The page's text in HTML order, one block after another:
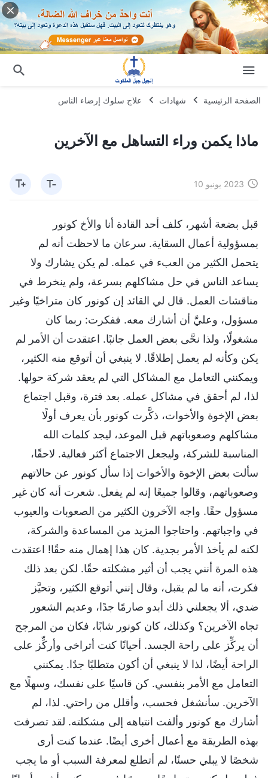
الصفحة الرئيسية شهادات علاج سلوك إرضاء الناس
ماذا يكمن وراء التساهل مع الآخرين
2023 يونيو 10
قبل بضعة أشهر، كلف أحد القادة أنا والأخ كونور
بمسؤولية أعمال السقاية. سرعان ما لاحظت أنه لم
يتحمل الكثير من العبء في عمله. لم يكن يشارك ولا
يساعد الناس في حل مشاكلهم بسرعة، ولم ينخرط في
مناقشات العمل. قال لي القائد إن كونور كان متراخيًا وغير
مسؤول، وعليَّ أن أشارك معه. ففكرت: ربما كان
مشغولًا، ولذا نحَّى بعض العمل جانبًا. اعتقدت أن الأمر لم
يكن وكأنه لم يعمل إطلاقًا. لا ينبغي أن أتوقع منه الكثير،
ويمكنني التعامل مع المشاكل التي لم يعقد شركة حولها.
لذا، لم أحقق في مشاكل عمله. بعد فترة، وقبل اجتماع
بعض الإخوة والأخوات، ذكَّرت كونور بأن يعرف أولًا
مشاكلهم وصعوباتهم قبل الموعد، ليجد كلمات الله
المناسبة للشركة، وليجعل الاجتماع أكثر فعالية. لاحقًا،
سألت بعض الإخوة والأخوات إذا سأل كونور عن حالاتهم
وصعوباتهم، وقالوا جميعًا إنه لم يفعل. شعرت أنه كان غير
مسؤول حقًا. واجه الآخرون الكثير من الصعوبات والعيوب
في واجباتهم. واحتاجوا المزيد من المساعدة والشركة،
لكنه لم يأخذ الأمر بجدية. كان هذا إهمال منه حقًا! اعتقدت
هذه المرة أنني يجب أن أثير مشكلته حقًا. لكن بعد ذلك
فكرت، أنه ما لم يقبل، وقال إنني أتوقع الكثير، وتحيَّز
ضدي، ألا يجعلني ذلك أبدو صارمًا جدًا، وعديم الشعور
تجاه الآخرين؟ وكذلك، كان كونور شابًا، فكان من المرجح
أن يركِّز على راحة الجسد. أحيانًا كنت أتراخى وأركِّز على
الراحة أيضًا، لذا لا ينبغي أن أكون متطلبًا جدًا. يمكنني
التعامل مع الأمر بنفسي. كن قاسيًا على نفسك، وسهلًا مع
الآخرين. سأنشغل فحسب، وأقلل من راحتي. لذا، لم
أشارك مع كونور وألفت انتباهه إلى مشكلته. لقد تصرفت
بهذه الطريقة مع أعمال أخرى أيضًا. عندما كنت أرى
شخصًا لا يبلي حسنًا، لم أتطلع لمعرفة السبب أو ما يجب